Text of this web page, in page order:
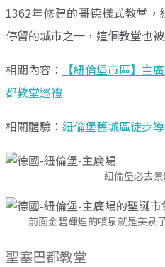
1362年修建的哥德樣式教堂
停留的城市之一，這個教堂也
相關內容：
【紐倫堡市區】主
都教堂巡禮
相關體驗： 紐倫堡舊城區徒步
紐倫堡必去
前面金碧輝煌的噴泉就是美
聖塞巴都教堂